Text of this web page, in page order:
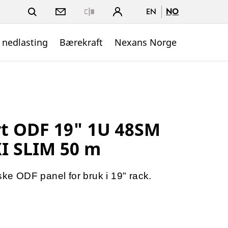
EN NO
Bærekraft Nexans Norge
19" 1U 48SM
SLIM 50 m
ODF panel for bruk i 19" rack.